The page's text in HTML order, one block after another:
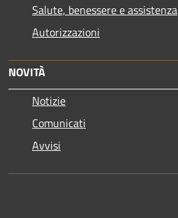
Salute, benessere e assistenza
Autorizzazioni
NOVITÀ
Notizie
Comunicati
Avvisi